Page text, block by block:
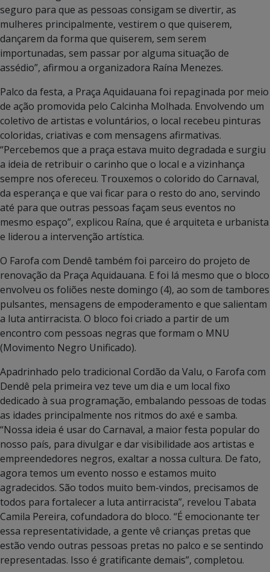
seguro para que as pessoas consigam se divertir, as
mulheres principalmente, vestirem o que quiserem,
dançarem da forma que quiserem, sem serem
importunadas, sem passar por alguma situação de
assédio”, afirmou a organizadora Raína Menezes.
Palco da festa, a Praça Aquidauana foi repaginada por meio
de ação promovida pelo Calcinha Molhada. Envolvendo um
coletivo de artistas e voluntários, o local recebeu pinturas
coloridas, criativas e com mensagens afirmativas.
“Percebemos que a praça estava muito degradada e surgiu
a ideia de retribuir o carinho que o local e a vizinhança
sempre nos ofereceu. Trouxemos o colorido do Carnaval,
da esperança e que vai ficar para o resto do ano, servindo
até para que outras pessoas façam seus eventos no
mesmo espaço”, explicou Raína, que é arquiteta e urbanista
e liderou a intervenção artística.
O Farofa com Dendê também foi parceiro do projeto de
renovação da Praça Aquidauana. E foi lá mesmo que o bloco
envolveu os foliões neste domingo (4), ao som de tambores
pulsantes, mensagens de empoderamento e que salientam
a luta antirracista. O bloco foi criado a partir de um
encontro com pessoas negras que formam o MNU
(Movimento Negro Unificado).
Apadrinhado pelo tradicional Cordão da Valu, o Farofa com
Dendê pela primeira vez teve um dia e um local fixo
dedicado à sua programação, embalando pessoas de todas
as idades principalmente nos ritmos do axé e samba.
“Nossa ideia é usar do Carnaval, a maior festa popular do
nosso país, para divulgar e dar visibilidade aos artistas e
empreendedores negros, exaltar a nossa cultura. De fato,
agora temos um evento nosso e estamos muito
agradecidos. São todos muito bem-vindos, precisamos de
todos para fortalecer a luta antirracista”, revelou Tabata
Camila Pereira, cofundadora do bloco. “É emocionante ter
essa representatividade, a gente vê crianças pretas que
estão vendo outras pessoas pretas no palco e se sentindo
representadas. Isso é gratificante demais”, completou.